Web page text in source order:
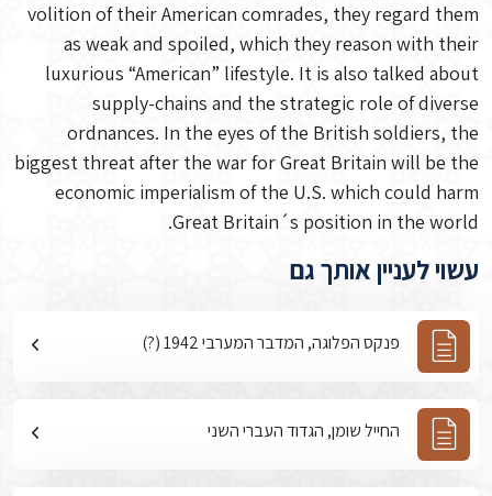
volition of their American comrades, they regard them
as weak and spoiled, which they reason with their
luxurious “American” lifestyle. It is also talked about
supply-chains and the strategic role of diverse
ordnances. In the eyes of the British soldiers, the
biggest threat after the war for Great Britain will be the
economic imperialism of the U.S. which could harm
Great Britain´s position in the world.
עשוי לעניין אותך גם
פנקס הפלוגה, המדבר המערבי 1942 (?)
החייל שומן, הגדוד העברי השני